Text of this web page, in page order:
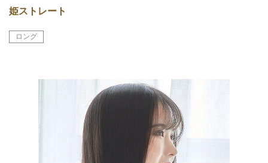
姫ストレート
ロング